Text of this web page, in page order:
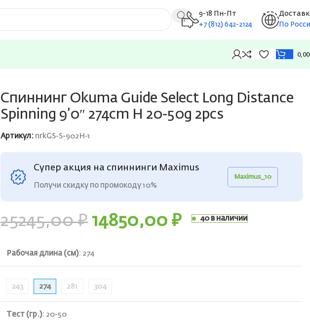
9-18 Пн-Пт
+7 (812) 642-2124
По
Спиннинг Okuma Guide Select Long Distance
Spinning 9’0″ 274cm H 20-50g 2pcs
Артикул: nrkGS-S-902H-1
Супер акция на спиннинги Maximus
Получи скидку по промокоду 10%
Maximus_10
25245,00₽ 14850,00 ₽ 40 в наличии
Рабочая длина (см): 274
243 274 281 304
Тест (гр.): 20-50